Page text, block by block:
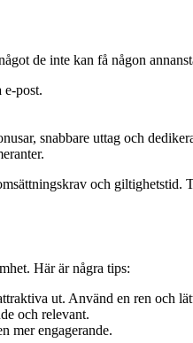
de inte kan få någon
e-post.
snabbare uttag och
och giltighetstid.
Här är några tips:
ut. Använd en ren och
och relevant.
mer engagerande.